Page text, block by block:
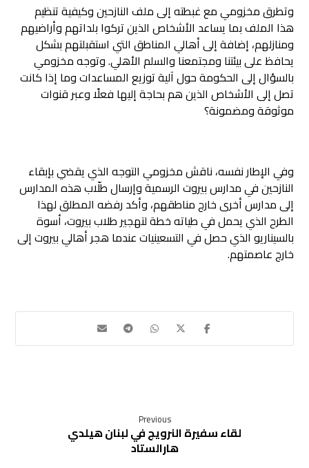
وتطرق مخزومي مع غبطته إلى ملف النازحين وكيفية تنظيم
هذا الملف بما يساعد الأشخاص الذين تركوا بلداتهم وأراضيهم
ومنازلهم، إضافة إلى أهالي المناطق التي استقبلتهم بشكل
يحافظ على بيئتنا ومجتمعنا والسلم الأهلي. وتوجه مخزومي
بالسؤال إلى الحكومة حول آلية توزيع المساعدات وما إذا كانت
تصل إلى الأشخاص الذين هم بحاجة إليها فعلًا وعبر قنوات
موثوقة ومضمونة؟
وفي الإطار نفسه، ناقش مخزومي التوجه الذي يقضي بإبقاء
النازحين في مدارس بيروت الرسمية وإرسال طلّاب هذه المدارس
إلى مدارس أخرى خارج مناطقهم، وأكد رفضه المطلق لهذا
الطرح الذي يحمل في طياته خطة لتهجير طلاب بيروت، أسوة
بالسيناريو الذي حصل في التسعينيات عندما هجر أهالي بيروت إلى
خارج عاصمتهم.
Previous
لقاء سفيرة النرويج في لبنان هيلدي
هارالستاد